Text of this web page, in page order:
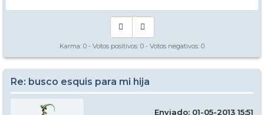
Karma: 0 - Votos positivos: 0 - Votos negativos: 0
Re: busco esquis para mi hija
Enviado: 01-05-2013 15:51